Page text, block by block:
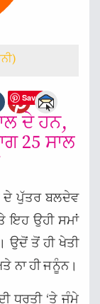
Save
ਦੇ ਹਨ,
25 ਸਾਲ
ਦੇ ਪੁੱਤਰ ਬਲਦੇਵ
ਇਹ ਉਹੀ ਸਮਾਂ
ਉਦੋਂ ਤੋਂ ਹੀ ਖੇਤੀ
ਨਾ ਹੀ ਜਨੂੰਨ।
ਧਰਤੀ ‘ਤੇ ਜੰਮੇ